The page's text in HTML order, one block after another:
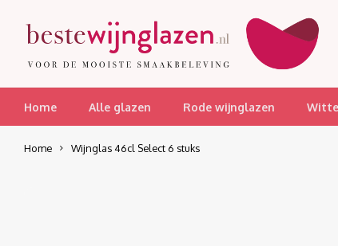
Home Alle glazen Rode wijnglazen
Home Wijnglas 46cl Select 6 stuks